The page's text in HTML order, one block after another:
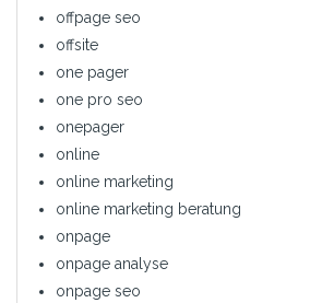
offpage seo
offsite
one pager
one pro seo
onepager
online
online marketing
online marketing beratung
onpage
onpage analyse
onpage seo